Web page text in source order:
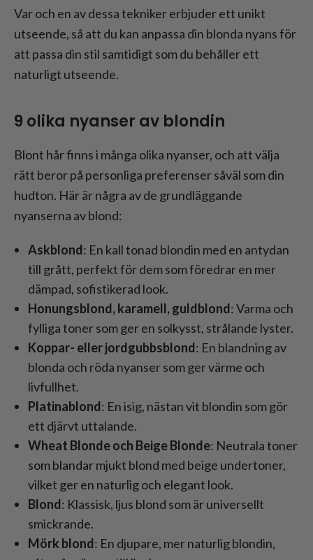
Var och en av dessa tekniker erbjuder ett unikt
utseende, så att du kan anpassa din blonda nyans för
att passa din stil samtidigt som du behåller ett
naturligt utseende.
9 olika nyanser av blondin
Blont hår finns i många olika nyanser, och att välja
rätt beror på personliga preferenser såväl som din
hudton. Här är några av de grundläggande
nyanserna av blond:
Askblond: En kall tonad blondin med en antydan
till grått, perfekt för dem som föredrar en mer
dämpad, sofistikerad look.
Honungsblond, karamell, guldblond: Varma och
fylliga toner som ger en solkysst, strålande lyster.
Koppar- eller jordgubbsblond: En blandning av
blonda och röda nyanser som ger värme och
livfullhet.
Platinablond: En isig, nästan vit blondin som gör
ett djärvt uttalande.
Wheat Blonde och Beige Blonde: Neutrala toner
som blandar mjukt blond med beige undertoner,
vilket ger en naturlig och elegant look.
Blond: Klassisk, ljus blond som är universellt
smickrande.
Mörk blond: En djupare, mer naturlig blondin,